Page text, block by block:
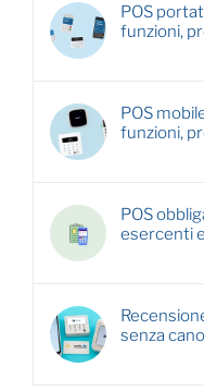
POS
funzioni,
POS
funzioni,
POS
esercenti
senza